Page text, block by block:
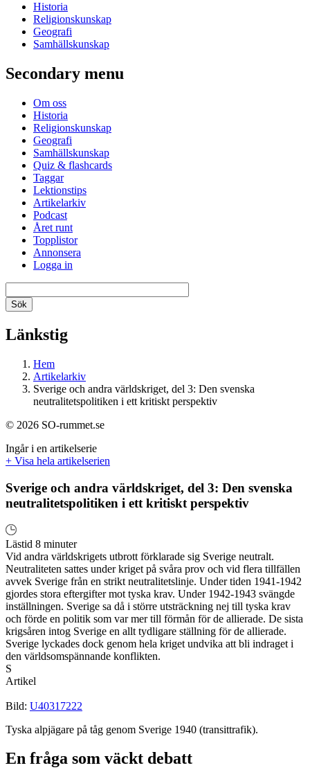
Historia
Religionskunskap
Geografi
Samhällskunskap
Secondary menu
Om oss
Historia
Religionskunskap
Geografi
Samhällskunskap
Quiz & flashcards
Taggar
Lektionstips
Artikelarkiv
Podcast
Året runt
Topplistor
Annonsera
Logga in
Länkstig
Hem
Artikelarkiv
Sverige och andra världskriget, del 3: Den svenska
neutralitetspolitiken i ett kritiskt perspektiv
© 2026 SO-rummet.se
Ingår i en artikelserie
+ Visa hela artikelserien
Sverige och andra världskriget, del 3: Den svenska
neutralitetspolitiken i ett kritiskt perspektiv
Lästid 8 minuter
Vid andra världskrigets utbrott förklarade sig Sverige neutralt.
Neutraliteten sattes under kriget på svåra prov och vid flera tillfällen
avvek Sverige från en strikt neutralitetslinje. Under tiden 1941-1942
gjordes stora eftergifter mot tyska krav. Under 1942-1943 svängde
inställningen. Sverige sa då i större utsträckning nej till tyska krav
och förde en politik som var mer till förmån för de allierade. De sista
krigsåren intog Sverige en allt tydligare ställning för de allierade.
Sverige lyckades dock genom hela kriget undvika att bli indraget i
den världsomspännande konflikten.
S
Artikel
Bild: U40317222
Tyska alpjägare på tåg genom Sverige 1940 (transittrafik).
En fråga som väckt debatt